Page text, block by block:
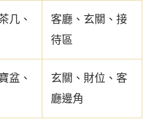
几、
客廳、玄關、接
待區
盆、
玄關、財位、客
廳邊角